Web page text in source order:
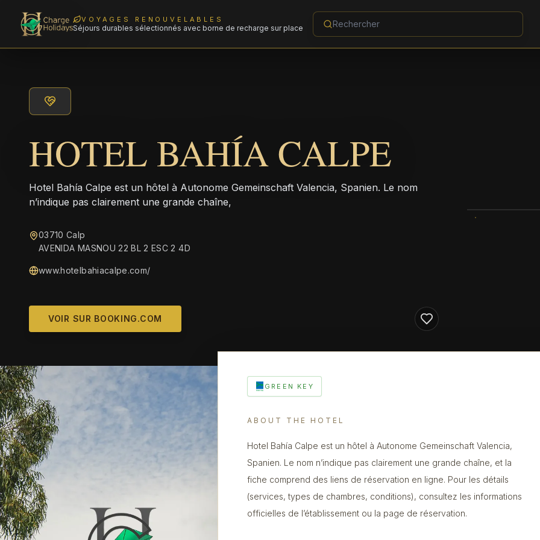
VOYAGES RENOUVELABLES
Séjours durables sélectionnés avec borne de recharge sur place
HOTEL BAHÍA CALPE
Hotel Bahía Calpe est un hôtel à Autonome Gemeinschaft Valencia, Spanien. Le nom
n’indique pas clairement une grande chaîne,
03710 Calp
AVENIDA MASNOU 22 BL 2 ESC 2 4D
www.hotelbahiacalpe.com/
VOIR SUR BOOKING.COM
GREEN KEY
ABOUT THE HOTEL
Hotel Bahía Calpe est un hôtel à Autonome Gemeinschaft Valencia,
Spanien. Le nom n’indique pas clairement une grande chaîne, et la
fiche comprend des liens de réservation en ligne. Pour les détails
(services, types de chambres, conditions), consultez les informations
officielles de l’établissement ou la page de réservation.